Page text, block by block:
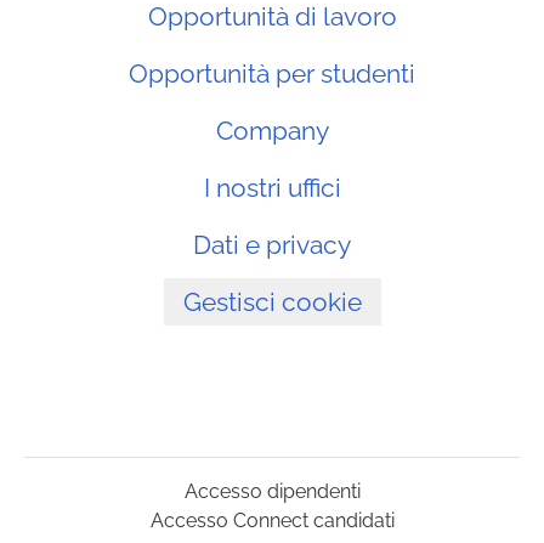
Opportunità di lavoro
Opportunità per studenti
Company
I nostri uffici
Dati e privacy
Gestisci cookie
Accesso dipendenti
Accesso Connect candidati